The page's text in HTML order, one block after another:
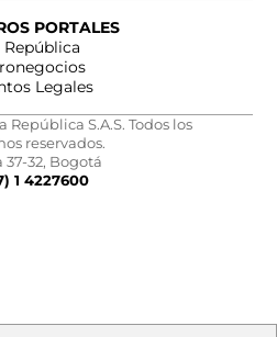
PORTALES
República
Legales
S.A.S. Todos los
reservados.
37-32, Bogotá
1 4227600